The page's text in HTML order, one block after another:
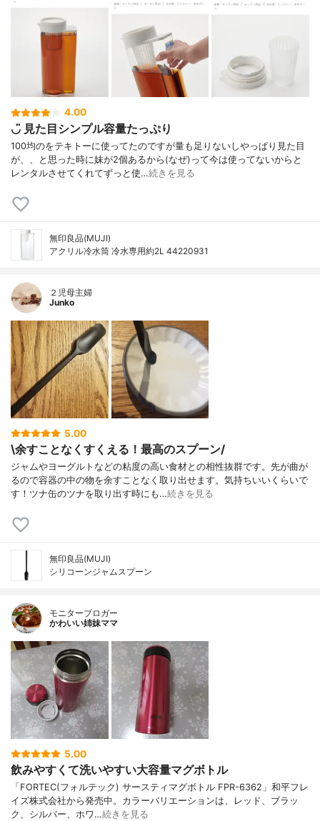
4.00
◡̈ 見た目シンプル容量たっぷり
100均のをテキトーに使ってたのですが量も足りないしやっぱり見た目
が、、と思った時に妹が2個あるから(なぜ)って今は使ってないからと
レンタルさせてくれてずっと使…続きを見る
無印良品(MUJI)
アクリル冷水筒 冷水専用約2L 44220931
２児母主婦
Junko
5.00
\余すことなくすくえる！最高のスプーン/
ジャムやヨーグルトなどの粘度の高い食材との相性抜群です。先が曲が
るので容器の中の物を余すことなく取り出せます。気持ちいいくらいで
す！ツナ缶のツナを取り出す時にも…続きを見る
無印良品(MUJI)
シリコーンジャムスプーン
モニターブロガー
かわいい姉妹ママ
5.00
飲みやすくて洗いやすい大容量マグボトル
「FORTEC(フォルテック) サースティマグボトル FPR-6362」和平フレ
イズ株式会社から発売中。カラーバリエーションは、レッド、ブラッ
ク、シルバー、ホワ…続きを見る